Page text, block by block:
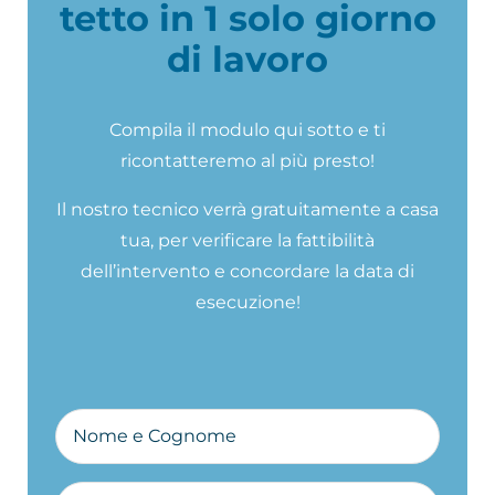
tetto in 1 solo giorno
di lavoro
Compila il modulo qui sotto e ti
ricontatteremo al più presto!
Il nostro tecnico verrà gratuitamente a casa
tua, per verificare la fattibilità
dell’intervento e concordare la data di
esecuzione!